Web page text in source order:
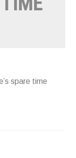
spare time